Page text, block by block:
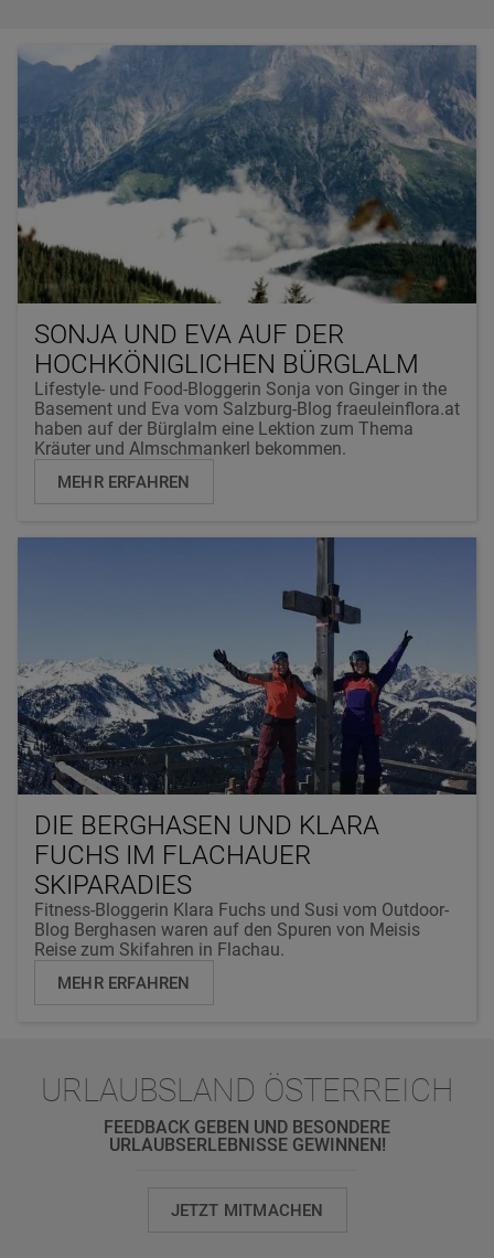
SONJA UND EVA AUF DER
HOCHKÖNIGLICHEN BÜRGLALM
Lifestyle- und Food-Bloggerin Sonja von Ginger in the
Basement und Eva vom Salzburg-Blog fraeuleinflora.at
haben auf der Bürglalm eine Lektion zum Thema
Kräuter und Almschmankerl bekommen.
MEHR ERFAHREN
DIE BERGHASEN UND KLARA
FUCHS IM FLACHAUER
SKIPARADIES
Fitness-Bloggerin Klara Fuchs und Susi vom Outdoor-
Blog Berghasen waren auf den Spuren von Meisis
Reise zum Skifahren in Flachau.
MEHR ERFAHREN
URLAUBSLAND ÖSTERREICH
FEEDBACK GEBEN UND BESONDERE
URLAUBSERLEBNISSE GEWINNEN!
JETZT MITMACHEN